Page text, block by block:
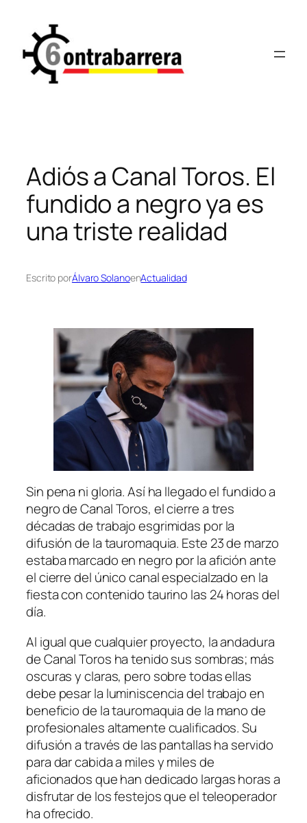
contenido
Adiós a Canal Toros. El
fundido a negro ya es
una triste realidad
Escrito porÁlvaro SolanoenActualidad
Sin pena ni gloria. Así ha llegado el fundido a
negro de Canal Toros, el cierre a tres
décadas de trabajo esgrimidas por la
difusión de la tauromaquia. Este 23 de marzo
estaba marcado en negro por la afición ante
el cierre del único canal especialzado en la
fiesta con contenido taurino las 24 horas del
día.
Al igual que cualquier proyecto, la andadura
de Canal Toros ha tenido sus sombras; más
oscuras y claras, pero sobre todas ellas
debe pesar la luminiscencia del trabajo en
beneficio de la tauromaquia de la mano de
profesionales altamente cualificados. Su
difusión a través de las pantallas ha servido
para dar cabida a miles y miles de
aficionados que han dedicado largas horas a
disfrutar de los festejos que el teleoperador
ha ofrecido.